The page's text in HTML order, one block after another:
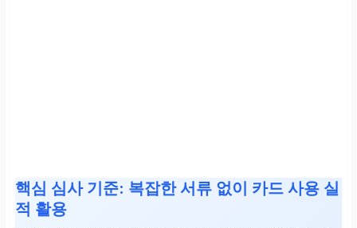
핵심 심사 기준: 복잡한 서류 없이 카드 사용 실
적 활용